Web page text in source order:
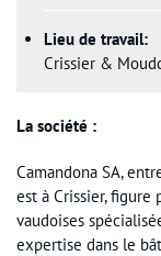
Lieu de travail:
Crissier &
La société :
Camandona SA,
est à Crissier,
vaudoises
expertise dans le